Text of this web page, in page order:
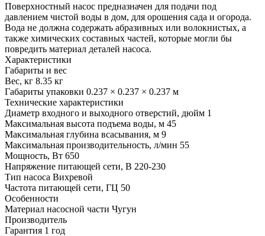
Поверхностный насос предназначен для подачи под
давлением чистой воды в дом, для орошения сада и огорода.
Вода не должна содержать абразивных или волокнистых, а
также химических составных частей, которые могли бы
повредить материал деталей насоса.
Характеристики
Габариты и вес
Вес, кг 8.35 кг
Габариты упаковки 0.237 × 0.237 × 0.237 м
Технические характеристики
Диаметр входного и выходного отверстий, дюйм 1
Максимальная высота подъема воды, м 45
Максимальная глубина всасывания, м 9
Максимальная производительность, л/мин 55
Мощность, Вт 650
Напряжение питающей сети, В 220-230
Тип насоса Вихревой
Частота питающей сети, ГЦ 50
Особенности
Материал насосной части Чугун
Производитель
Гарантия 1 год